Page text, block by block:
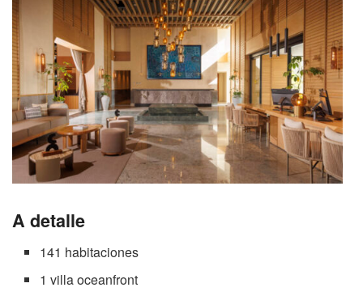
A detalle
141 habitaciones
1 villa oceanfront